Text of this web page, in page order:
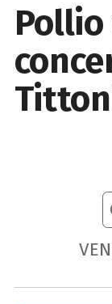
Pollio